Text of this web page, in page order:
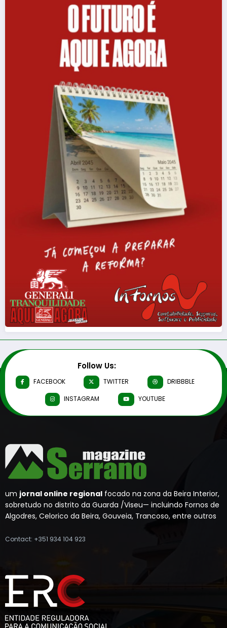
Follow Us:
FACEBOOK TWITTER
DRIBBBLE
INSTAGRAM
YOUTUBE
um jornal online regional focado na zona da Beira Interior,
sobretudo no distrito da Guarda /Viseu— incluindo Fornos de
Algodres, Celorico da Beira, Gouveia, Trancoso, entre outros
Contact: +351 934 104 923